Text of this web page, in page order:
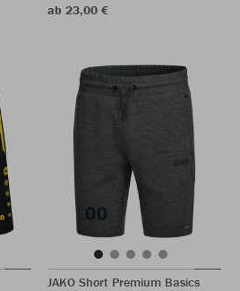
ab 23,00 €
JAKO Short Premium Basics